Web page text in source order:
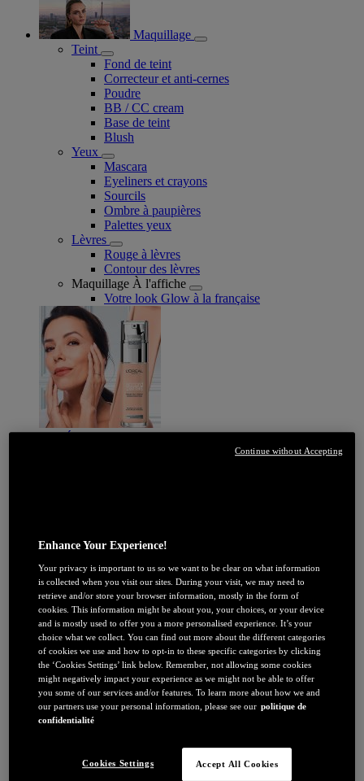
Maquillage
Teint
Fond de teint
Correcteur et anti-cernes
Poudre
BB / CC cream
Base de teint
Blush
Yeux
Mascara
Eyeliners et crayons
Sourcils
Ombre à paupières
Palettes yeux
Lèvres
Rouge à lèvres
Contour des lèvres
Maquillage À l'affiche
Votre look Glow à la française
Sérum et ampoules visage
Soin yeux
Masque
Nettoyant and Démaquillant
Soin : Par bénéfice
Anti-rides
Anti-relâchement/peau mature
Anti-tâches
Nettoyant et exfoliant
Soin Hydratant
Protection Solaire Visage
Glass skin
Soin : Par Ingredients
Niacinamide
Vitamine C
Enhance Your Experience!
Your privacy is important to us so we want to be clear on what information
is collected when you visit our sites. During your visit, we may need to
retrieve and/or store your browser information, mostly in the form of
cookies. This information might be about you, your choices, or your device
and is mostly used to offer you a more personalised experience. It’s your
choice what we collect. You can find out more about the different categories
of cookies we use and how to opt-in to these specific categories by clicking
the ‘Cookies Settings’ link below. Remember, not allowing some cookies
might negatively impact your experience as we might not be able to offer
you some of our services and/or features. To learn more about how we and
our partners use your personal information, please see our politique de
confidentialité
Cookies Settings Accept All Cookies
Continue without Accepting